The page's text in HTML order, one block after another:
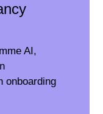
AI,
onboarding